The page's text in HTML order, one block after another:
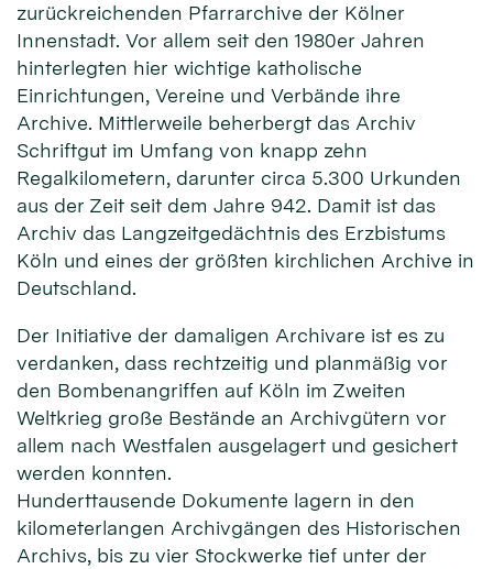
zurückreichenden Pfarrarchive der Kölner
Innenstadt. Vor allem seit den 1980er Jahren
hinterlegten hier wichtige katholische
Einrichtungen, Vereine und Verbände ihre
Archive. Mittlerweile beherbergt das Archiv
Schriftgut im Umfang von knapp zehn
Regalkilometern, darunter circa 5.300 Urkunden
aus der Zeit seit dem Jahre 942. Damit ist das
Archiv das Langzeitgedächtnis des Erzbistums
Köln und eines der größten kirchlichen Archive in
Deutschland.
Der Initiative der damaligen Archivare ist es zu
verdanken, dass rechtzeitig und planmäßig vor
den Bombenangriffen auf Köln im Zweiten
Weltkrieg große Bestände an Archivgütern vor
allem nach Westfalen ausgelagert und gesichert
werden konnten.
Hunderttausende Dokumente lagern in den
kilometerlangen Archivgängen des Historischen
Archivs, bis zu vier Stockwerke tief unter der